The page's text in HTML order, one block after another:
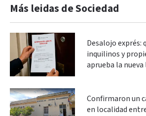
Más leidas de Sociedad
Desalojo exprés:
inquilinos y
aprueba la nueva
Confirmaron un
en localidad